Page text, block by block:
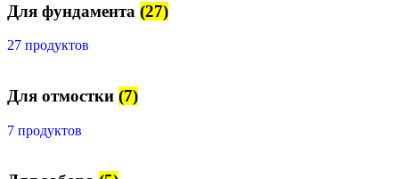
Для фундамента (27)
27 продуктов
Для отмостки (7)
7 продуктов